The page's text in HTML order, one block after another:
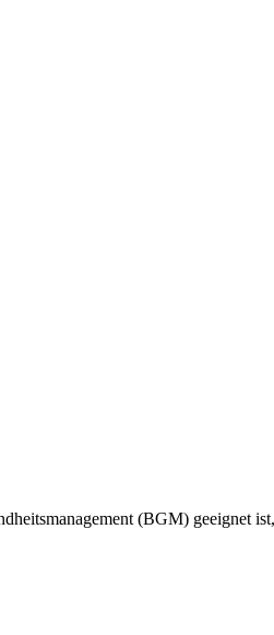
(BGM) geeignet